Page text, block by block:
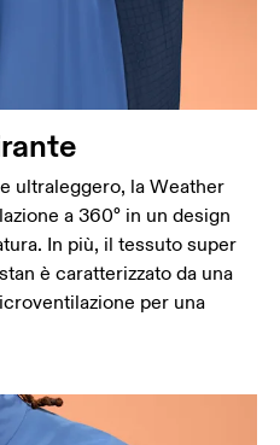
ultraleggero, la Weather
a 360° in un design
In più, il tessuto super
è caratterizzato da una
per una